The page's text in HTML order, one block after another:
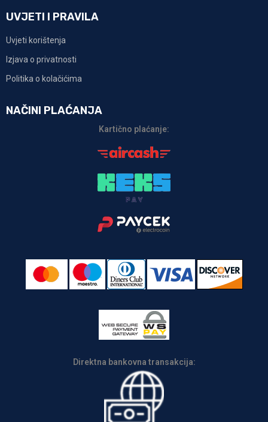
UVJETI I PRAVILA
Uvjeti korištenja
Izjava o privatnosti
Politika o kolačićima
NAČINI PLAĆANJA
Kartično plaćanje:
Direktna bankovna transakcija: